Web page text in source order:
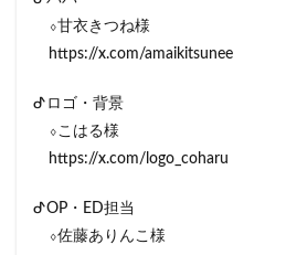
⬨甘衣きつね様
https://x.com/amaikitsunee
ᕷロゴ・背景
⬨こはる様
https://x.com/logo_coharu
ᕷOP・ED担当
⬨佐藤ありんこ様